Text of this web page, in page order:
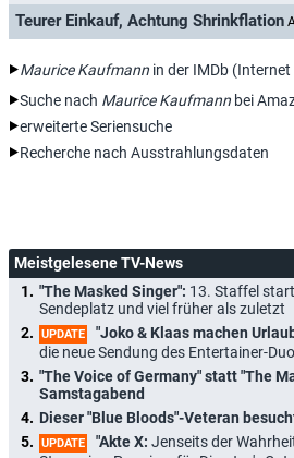
Teurer Einkauf, Achtung Shrinkflation
Maurice Kaufmann in der IMDb
Suche nach Maurice Kaufmann bei
erweiterte Seriensuche
Recherche nach Ausstrahlungsdaten
Meistgelesene TV-News
"The Masked Singer": 13. Staffel
Sendeplatz und viel früher als zuletzt
UPDATE "Joko & Klaas machen
die neue Sendung des Entertainer-
"The Voice of Germany" statt "The
Samstagabend
Dieser "Blue Bloods"-Veteran
UPDATE "Akte X: Jenseits der